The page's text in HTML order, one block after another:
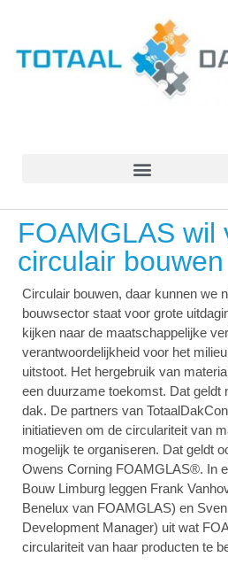
content
FOAMGLAS wil
circulair bouwen
Circulair bouwen, daar kunnen we
bouwsector staat voor grote
kijken naar de maatschappelijke
verantwoordelijkheid voor het
uitstoot. Het hergebruik van
een duurzame toekomst. Dat geldt
dak. De partners van
initiatieven om de circulariteit van
mogelijk te organiseren. Dat geldt
Owens Corning FOAMGLAS®. In
Bouw Limburg leggen Frank
Benelux van FOAMGLAS) en
Development Manager) uit wat
circulariteit van haar producten te